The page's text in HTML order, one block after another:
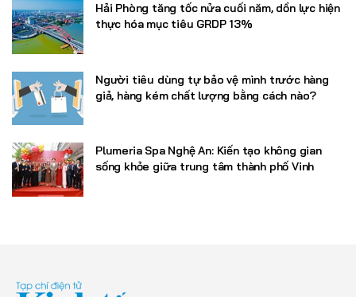
Hải Phòng tăng tốc nửa cuối năm, dồn lực hiện
thực hóa mục tiêu GRDP 13%
Người tiêu dùng tự bảo vệ mình trước hàng
giả, hàng kém chất lượng bằng cách nào?
Plumeria Spa Nghệ An: Kiến tạo không gian
sống khỏe giữa trung tâm thành phố Vinh